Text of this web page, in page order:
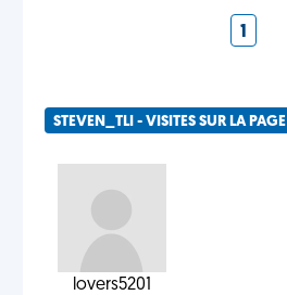
1
STEVEN_TLI - VISITES SUR LA PAGE
lovers5201